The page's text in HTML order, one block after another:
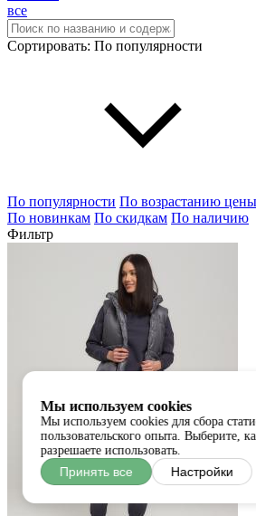
все
Сортировать: По популярности
По популярности По возрастанию цены
По новинкам По скидкам По наличию
Фильтр
Мы используем cookies
Мы используем cookies для сбора
пользовательского опыта. Выберите,
разрешаете использовать.
Принять все Настройки